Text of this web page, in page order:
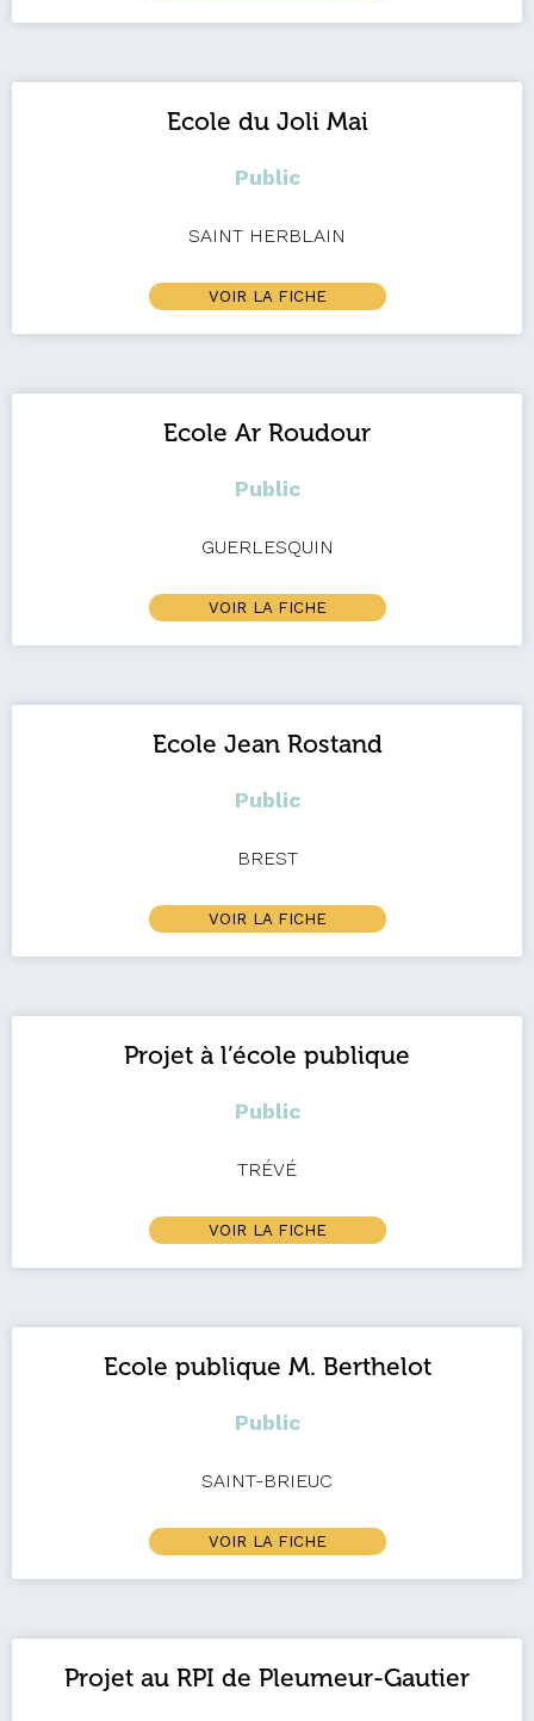
Ecole du Joli Mai
Public
SAINT HERBLAIN
VOIR LA FICHE
Ecole Ar Roudour
Public
GUERLESQUIN
VOIR LA FICHE
Ecole Jean Rostand
Public
BREST
VOIR LA FICHE
Projet à l’école publique
Public
TRÉVÉ
VOIR LA FICHE
Ecole publique M. Berthelot
Public
SAINT-BRIEUC
VOIR LA FICHE
Projet au RPI de Pleumeur-Gautier